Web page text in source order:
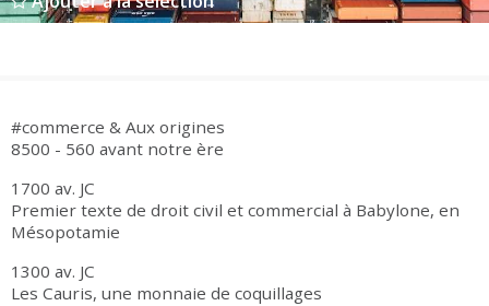
#commerce & Aux origines
8500 - 560 avant notre ère
1700 av. JC
Premier texte de droit civil et commercial à Babylone, en
Mésopotamie
1300 av. JC
Les Cauris, une monnaie de coquillages